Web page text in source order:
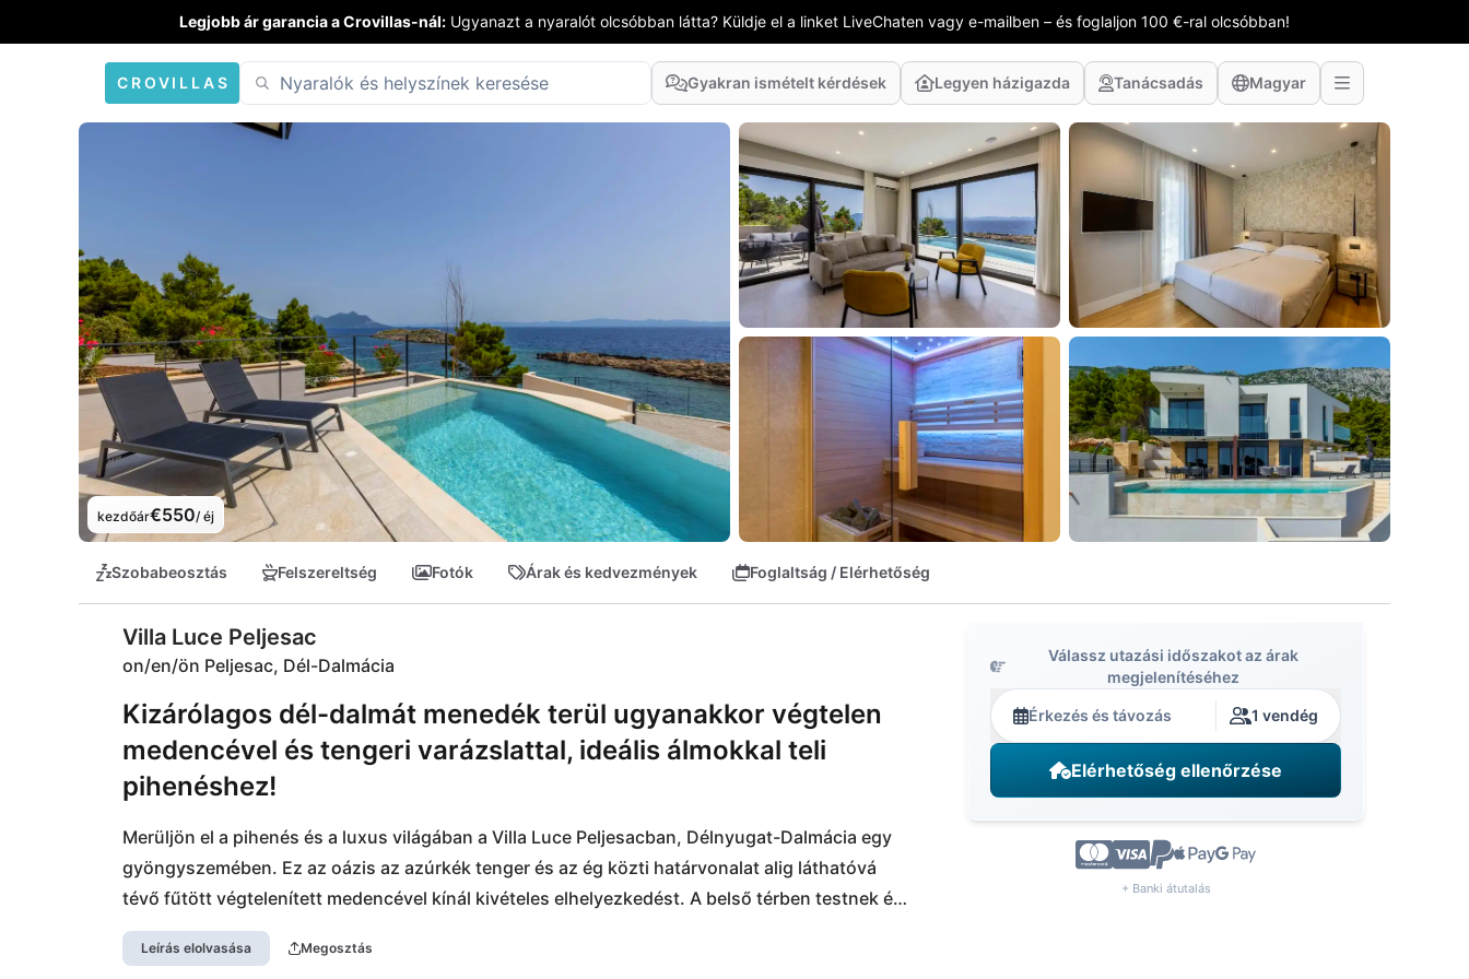
Legjobb ár garancia a Crovillas-nál: Ugyanazt a nyaralót olcsóbban látta? Küldje el a linket LiveChaten vagy e-mailben – és foglaljon 100 €-ral olcsóbban!
CROVILLAS Gyakran ismételt kérdések Legyen házigazda Tanácsadás Magyar
kezdőár€550/ éj
Szobabeosztás Felszereltség Fotók Árak és kedvezmények Foglaltság / Elérhetőség
Villa Luce Peljesac
on/en/ön Peljesac, Dél-Dalmácia
Kizárólagos dél-dalmát menedék terül ugyanakkor végtelen
medencével és tengeri varázslattal, ideális álmokkal teli
pihenéshez!
Merüljön el a pihenés és a luxus világában a Villa Luce Peljesacban, Délnyugat-Dalmácia egy
gyöngyszemében. Ez az oázis az azúrkék tenger és az ég közti határvonalat alig láthatóvá
tévő fűtött végtelenített medencével kínál kivételes elhelyezkedést. A belső térben testnek és
léleknek pedig egy oázis fogad, ami wellness területekkel és fitnesz lehetőségekkel végtelen
szórakozást kínál. Csak néhány lépés választ el a strandtól - ez egy napimádók és vízmanók
Leírás elolvasása Megosztás
Válassz utazási időszakot az árak
megjelenítéséhez
Érkezés és távozás 1 vendég
Elérhetőség ellenőrzése
+ Banki átutalás